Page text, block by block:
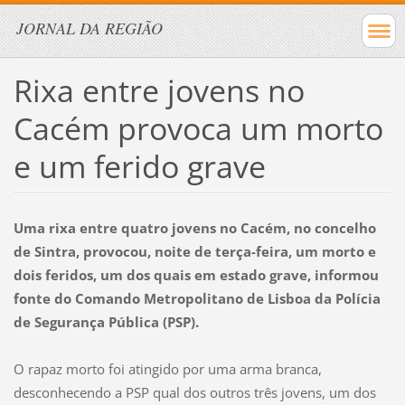
JORNAL DA REGIÃO
Rixa entre jovens no
Cacém provoca um morto
e um ferido grave
Uma rixa entre quatro jovens no Cacém, no concelho
de Sintra, provocou, noite de terça-feira, um morto e
dois feridos, um dos quais em estado grave, informou
fonte do Comando Metropolitano de Lisboa da Polícia
de Segurança Pública (PSP).
O rapaz morto foi atingido por uma arma branca,
desconhecendo a PSP qual dos outros três jovens, um dos